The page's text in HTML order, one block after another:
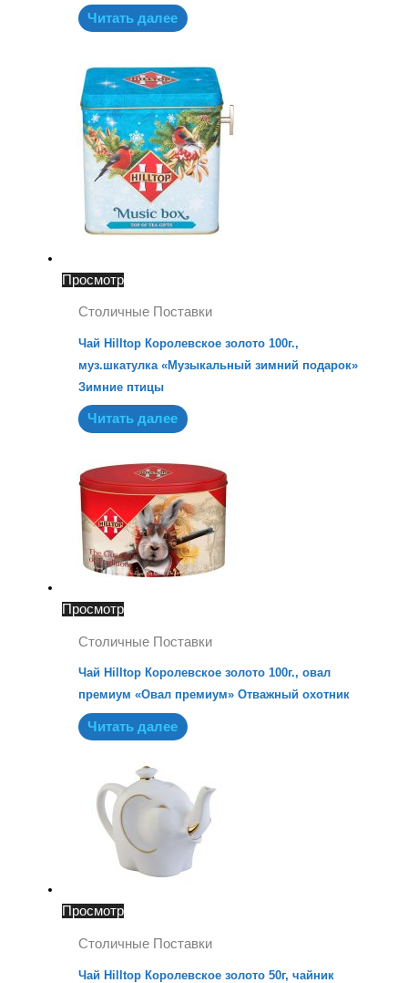
Читать далее
Просмотр
Столичные Поставки
Чай Hilltop Королевское золото 100г.,
муз.шкатулка «Музыкальный зимний подарок»
Зимние птицы
Читать далее
Просмотр
Столичные Поставки
Чай Hilltop Королевское золото 100г., овал
премиум «Овал премиум» Отважный охотник
Читать далее
Просмотр
Столичные Поставки
Чай Hilltop Королевское золото 50г, чайник